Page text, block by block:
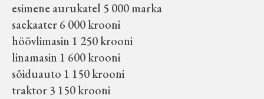
esimene aurukatel 5 000 marka
saekaater 6 000 krooni
höövlimasin 1 250 krooni
linamasin 1 600 krooni
sõiduauto 1 150 krooni
traktor 3 150 krooni